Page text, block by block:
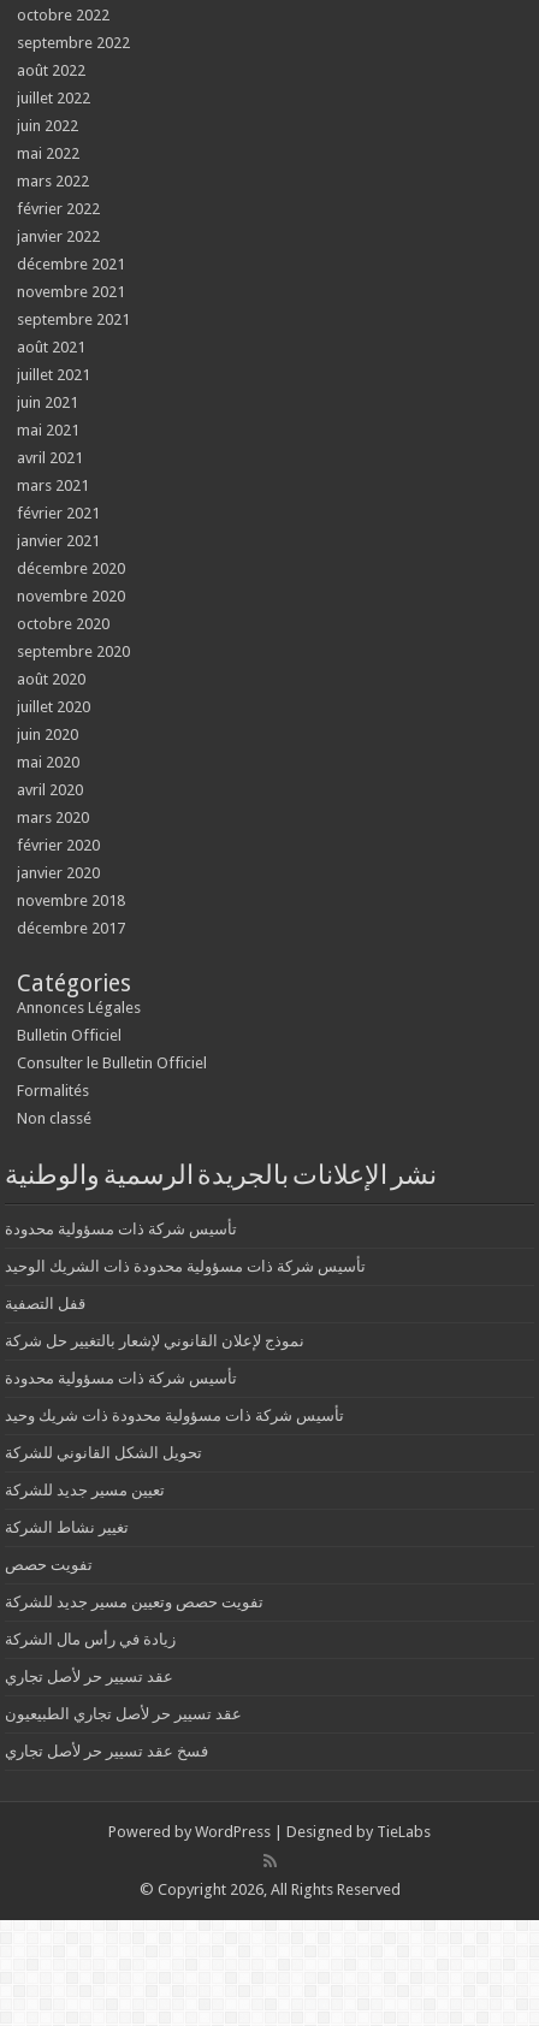
octobre 2022
septembre 2022
août 2022
juillet 2022
juin 2022
mai 2022
mars 2022
février 2022
janvier 2022
décembre 2021
novembre 2021
septembre 2021
août 2021
juillet 2021
juin 2021
mai 2021
avril 2021
mars 2021
février 2021
janvier 2021
décembre 2020
novembre 2020
octobre 2020
septembre 2020
août 2020
juillet 2020
juin 2020
mai 2020
avril 2020
mars 2020
février 2020
janvier 2020
novembre 2018
décembre 2017
Catégories
Annonces Légales
Bulletin Officiel
Consulter le Bulletin Officiel
Formalités
Non classé
نشر الإعلانات بالجريدة الرسمية والوطنية
تأسيس شركة ذات مسؤولية محدودة
تأسيس شركة ذات مسؤولية محدودة ذات الشريك الوحيد
قفل التصفية
نموذج لإعلان القانوني لإشعار بالتغيير حل شركة
تأسيس شركة ذات مسؤولية محدودة
تأسيس شركة ذات مسؤولية محدودة ذات شريك وحيد
تحويل الشكل القانوني للشركة
تعيين مسير جديد للشركة
تغيير نشاط الشركة
تفويت حصص
تفويت حصص وتعيين مسير جديد للشركة
زيادة في رأس مال الشركة
عقد تسيير حر لأصل تجاري
عقد تسيير حر لأصل تجاري الطبيعيون
فسخ عقد تسيير حر لأصل تجاري
Powered by WordPress | Designed by TieLabs
© Copyright 2026, All Rights Reserved